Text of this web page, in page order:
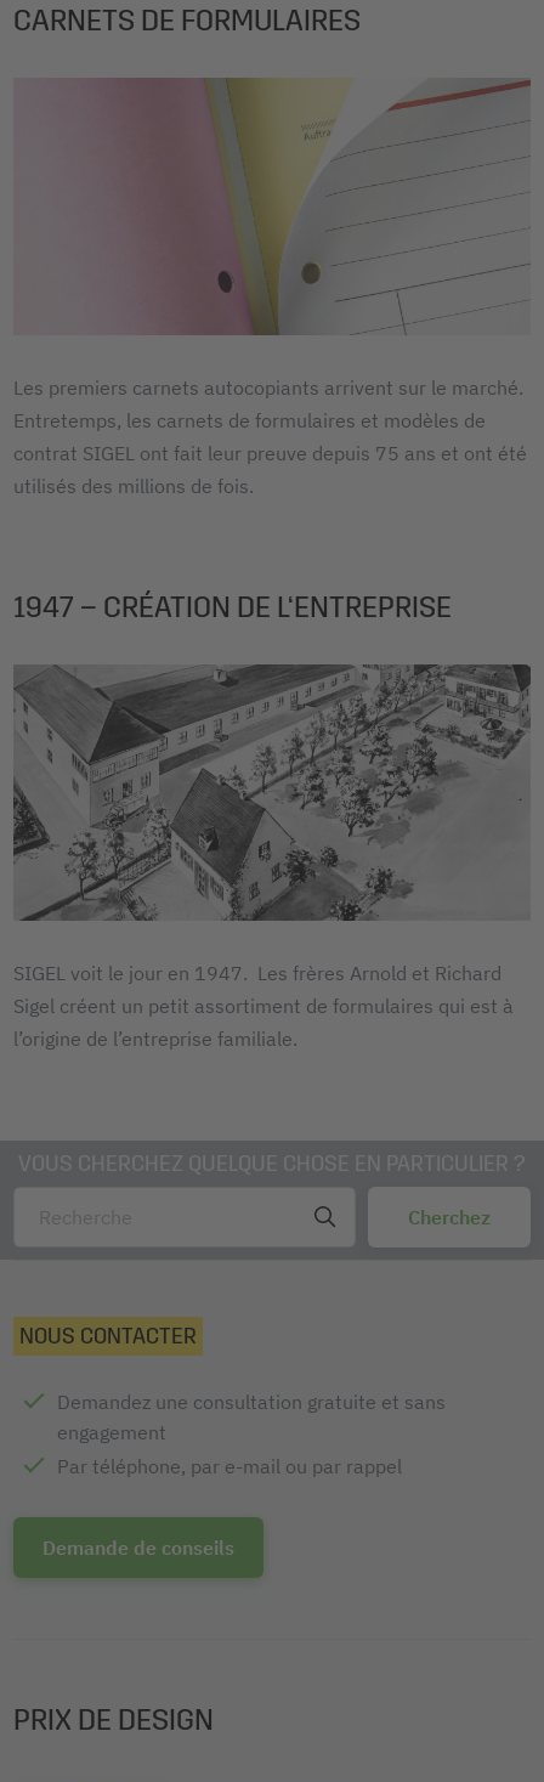
CARNETS DE FORMULAIRES
Les premiers carnets autocopiants arrivent sur le marché.
Entretemps, les carnets de formulaires et modèles de
contrat SIGEL ont fait leur preuve depuis 75 ans et ont été
utilisés des millions de fois.
1947 – CRÉATION DE L‘ENTREPRISE
SIGEL voit le jour en 1947. Les frères Arnold et Richard
Sigel créent un petit assortiment de formulaires qui est à
l’origine de l’entreprise familiale.
VOUS CHERCHEZ QUELQUE CHOSE EN PARTICULIER ?
NOUS CONTACTER
Demandez une consultation gratuite et sans
engagement
Par téléphone, par e-mail ou par rappel
Demande de conseils
PRIX DE DESIGN